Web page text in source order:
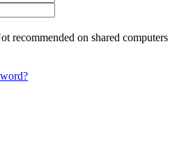
recommended on shared computers